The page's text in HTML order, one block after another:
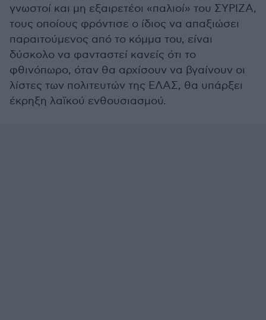
γνωστοί και μη εξαιρετέοι «παλιοί» του ΣΥΡΙΖΑ,
τους οποίους φρόντισε ο ίδιος να απαξιώσει
παραιτούμενος από το κόμμα του, είναι
δύσκολο να φανταστεί κανείς ότι το
φθινόπωρο, όταν θα αρχίσουν να βγαίνουν οι
λίστες των πολιτευτών της ΕΛΑΣ, θα υπάρξει
έκρηξη λαϊκού ενθουσιασμού.